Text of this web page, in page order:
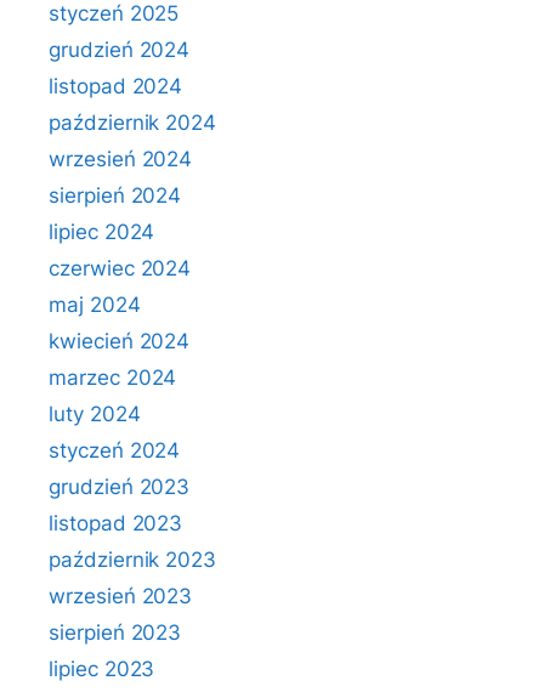
styczeń 2025
grudzień 2024
listopad 2024
październik 2024
wrzesień 2024
sierpień 2024
lipiec 2024
czerwiec 2024
maj 2024
kwiecień 2024
marzec 2024
luty 2024
styczeń 2024
grudzień 2023
listopad 2023
październik 2023
wrzesień 2023
sierpień 2023
lipiec 2023